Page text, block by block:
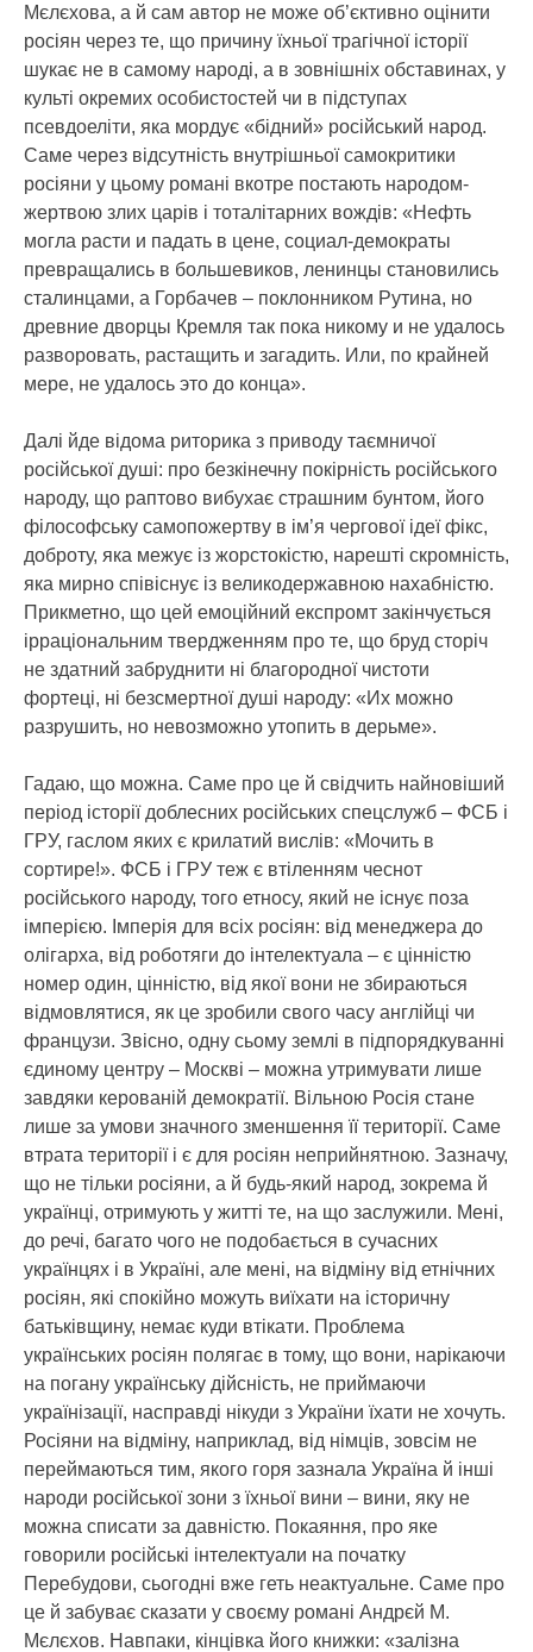
Мєлєхова, а й сам автор не може об’єктивно оцінити
росіян через те, що причину їхньої трагічної історії
шукає не в самому народі, а в зовнішніх обставинах, у
культі окремих особистостей чи в підступах
псевдоеліти, яка мордує «бідний» російський народ.
Саме через відсутність внутрішньої самокритики
росіяни у цьому романі вкотре постають народом-
жертвою злих царів і тоталітарних вождів: «Нефть
могла расти и падать в цене, социал-демократы
превращались в большевиков, ленинцы становились
сталинцами, а Горбачев – поклонником Рутина, но
древние дворцы Кремля так пока никому и не удалось
разворовать, растащить и загадить. Или, по крайней
мере, не удалось это до конца».
Далі йде відома риторика з приводу таємничої
російської душі: про безкінечну покірність російського
народу, що раптово вибухає страшним бунтом, його
філософську самопожертву в ім’я чергової ідеї фікс,
доброту, яка межує із жорстокістю, нарешті скромність,
яка мирно співіснує із великодержавною нахабністю.
Прикметно, що цей емоційний експромт закінчується
ірраціональним твердженням про те, що бруд сторіч
не здатний забруднити ні благородної чистоти
фортеці, ні безсмертної душі народу: «Их можно
разрушить, но невозможно утопить в дерьме».
Гадаю, що можна. Саме про це й свідчить найновіший
період історії доблесних російських спецслужб – ФСБ і
ГРУ, гаслом яких є крилатий вислів: «Мочить в
сортире!». ФСБ і ГРУ теж є втіленням чеснот
російського народу, того етносу, який не існує поза
імперією. Імперія для всіх росіян: від менеджера до
олігарха, від роботяги до інтелектуала – є цінністю
номер один, цінністю, від якої вони не збираються
відмовлятися, як це зробили свого часу англійці чи
французи. Звісно, одну сьому землі в підпорядкуванні
єдиному центру – Москві – можна утримувати лише
завдяки керованій демократії. Вільною Росія стане
лише за умови значного зменшення її території. Саме
втрата території і є для росіян неприйнятною. Зазначу,
що не тільки росіяни, а й будь-який народ, зокрема й
українці, отримують у житті те, на що заслужили. Мені,
до речі, багато чого не подобається в сучасних
українцях і в Україні, але мені, на відміну від етнічних
росіян, які спокійно можуть виїхати на історичну
батьківщину, немає куди втікати. Проблема
українських росіян полягає в тому, що вони, нарікаючи
на погану українську дійсність, не приймаючи
українізації, насправді нікуди з України їхати не хочуть.
Росіяни на відміну, наприклад, від німців, зовсім не
переймаються тим, якого горя зазнала Україна й інші
народи російської зони з їхньої вини – вини, яку не
можна списати за давністю. Покаяння, про яке
говорили російські інтелектуали на початку
Перебудови, сьогодні вже геть неактуальне. Саме про
це й забуває сказати у своєму романі Андрєй М.
Мєлєхов. Навпаки, кінцівка його книжки: «залізна